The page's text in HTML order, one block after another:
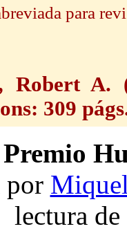
para
Robert A.
309
Premio
por
lectura